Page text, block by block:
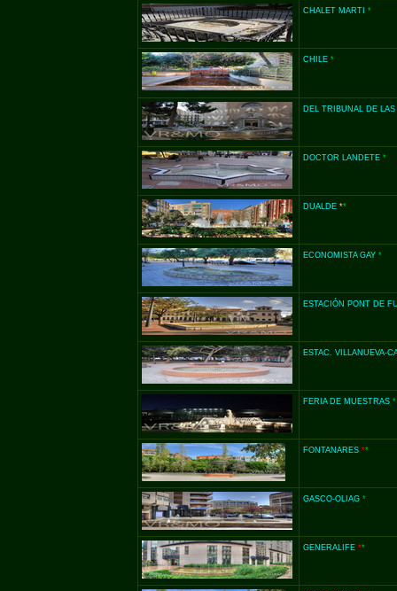
CHALET MARTI *
CHILE *
DEL TRIBUNAL DE
DOCTOR LANDETE *
DUALDE **
ECONOMISTA GAY *
ESTACIÓN PONT DE
ESTAC. VILLANUEVA-
FERIA DE MUESTRAS *
FONTANARES **
GASCO-OLIAG *
GENERALIFE **